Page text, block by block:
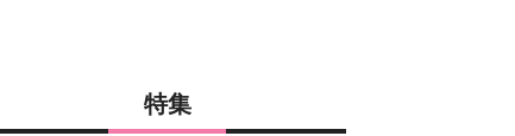
特集